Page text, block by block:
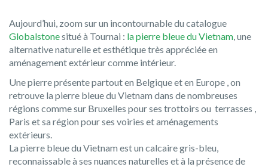
Aujourd’hui, zoom sur un incontournable du catalogue
Globalstonesitué à Tournai : la pierre bleue du Vietnam, une
alternative naturelle et esthétique très appréciée en
aménagement extérieur comme intérieur.
Une pierre présente partout en Belgique et en Europe , on
retrouve la pierre bleue du Vietnam dans de nombreuses
régions comme sur Bruxelles pour ses trottoirs ou terrasses ,
Paris et sa région pour ses voiries et aménagements
extérieurs.
La pierre bleue du Vietnam est un calcaire gris-bleu,
reconnaissable à ses nuances naturelles et à la présence de